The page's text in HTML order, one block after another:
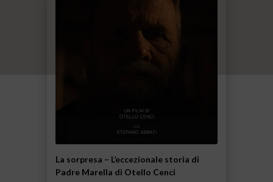
La sorpresa – L’eccezionale storia di
Padre Marella di Otello Cenci